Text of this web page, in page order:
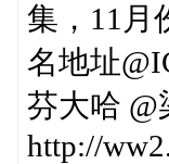
集，11月
名地址
芬大哈 @
http://